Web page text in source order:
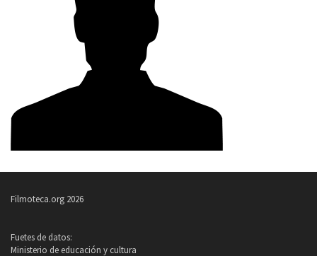
Filmoteca.org 2026
Fuetes de datos:
Ministerio de educación y cultura